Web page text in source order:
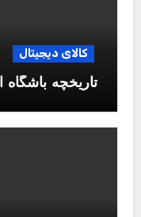
کالای دیجیتال
تاریخچه